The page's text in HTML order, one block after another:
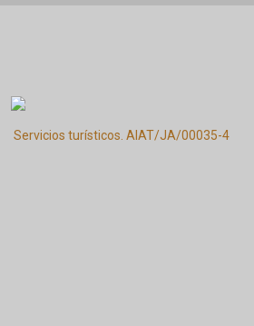
Servicios turísticos. AIAT/JA/00035-4